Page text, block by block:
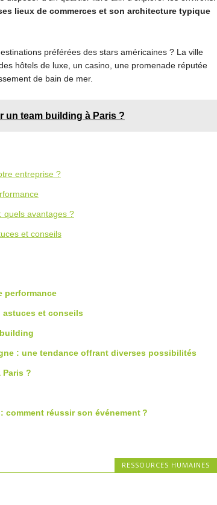
lieux de commerces et son architecture typique
préférées des stars américaines ? La ville
hôtels de luxe, un casino, une promenade réputée
de bain de mer.
un team building à Paris ?
entreprise ?
quels avantages ?
et conseils
performance
astuces et conseils
: une tendance offrant diverses possibilités
?
comment réussir son événement ?
RESSOURCES HUMAINES